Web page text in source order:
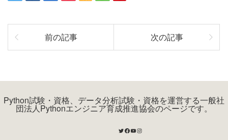
前の記事 次の記事
Python試験・資格、データ分析試験・資格を運営する一般社
団法人Pythonエンジニア育成推進協会のページです。
Twitter
Facebook
YouTube
Instagram